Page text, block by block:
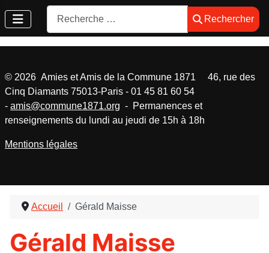
Rechercher
Rechercher
Accueil Gérald Maisse
Gérald Maisse
© 2026 Amies et Amis de la Commune 1871 46, rue des
Cinq Diamants 75013-Paris - 01 45 81 60 54
- amis@commune1871.org - Permanences et
renseignements du lundi au jeudi de 15h à 18h
Mentions légales